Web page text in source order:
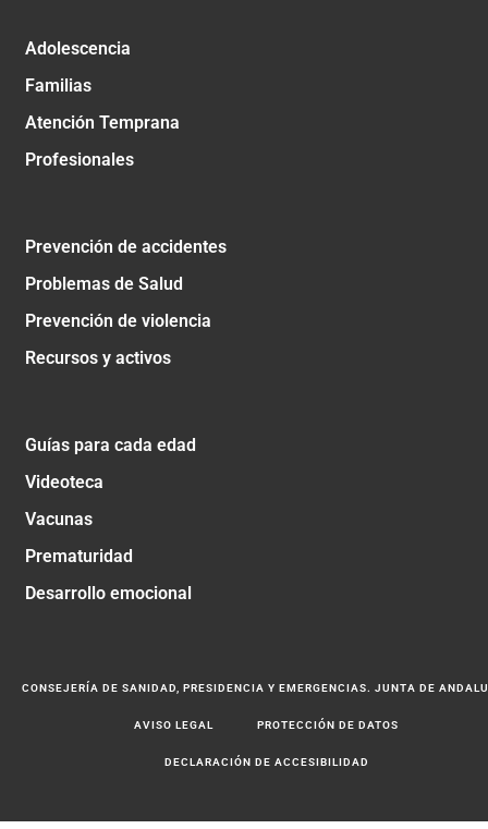
Adolescencia
Familias
Atención Temprana
Profesionales
Prevención de accidentes
Problemas de Salud
Prevención de violencia
Recursos y activos
Guías para cada edad
Videoteca
Vacunas
Prematuridad
Desarrollo emocional
CONSEJERÍA DE SANIDAD, PRESIDENCIA Y EMERGENCIAS. JUNTA DE
AVISO LEGAL PROTECCIÓN DE DATOS
DECLARACIÓN DE ACCESIBILIDAD